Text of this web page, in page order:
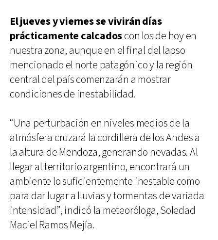
El jueves y viernes se vivirán días
prácticamente calcadoscon los de hoy en
nuestra zona, aunque en el final del lapso
mencionado el norte patagónico y la región
central del país comenzarán a mostrar
condiciones de inestabilidad.
“Una perturbación en niveles medios de la
atmósfera cruzará la cordillera de los Andes a
la altura de Mendoza, generando nevadas. Al
llegar al territorio argentino, encontrará un
ambiente lo suficientemente inestable como
para dar lugar a lluvias y tormentas de variada
intensidad”, indicó la meteoróloga, Soledad
Maciel Ramos Mejía.